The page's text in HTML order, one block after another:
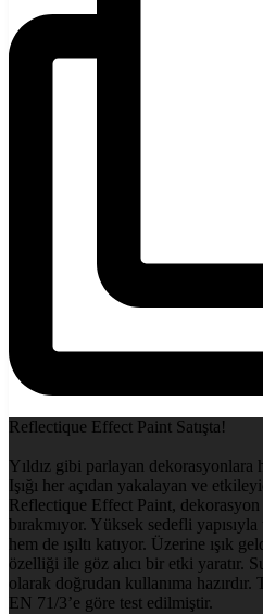
Reflectique Effect Paint Satışta!
Yıldız gibi parlayan dekorasyonlara
Işığı her açıdan yakalayan ve
Reflectique Effect Paint, dekorasyon
bırakmıyor. Yüksek sedefli
hem de ışıltı katıyor. Üzerine ışık
özelliği ile göz alıcı bir etki yaratır.
olarak doğrudan kullanıma
EN 71/3’e göre test edilmiştir.